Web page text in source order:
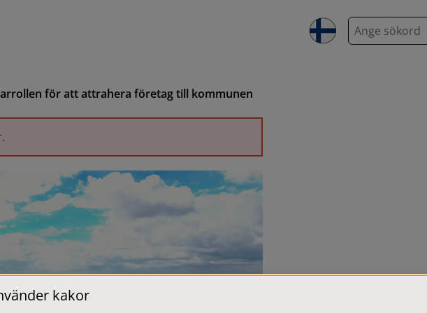
S
ö
för att attrahera företag till kommunen
kakor